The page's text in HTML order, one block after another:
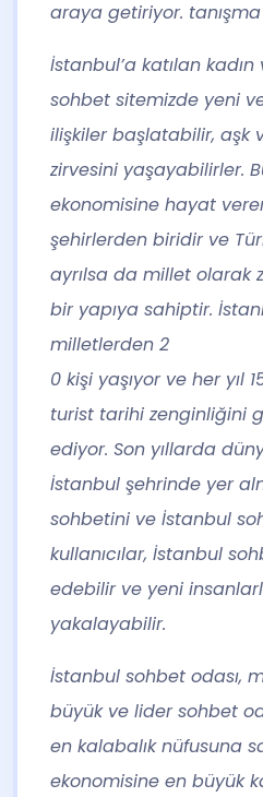
araya getiriyor. tanışma
İstanbul’a katılan kadın
sohbet sitemizde yeni
ilişkiler başlatabilir, aşk
zirvesini yaşayabilirler.
ekonomisine hayat
şehirlerden biridir ve
ayrılsa da millet olarak
bir yapıya sahiptir.
milletlerden 2
0 kişi yaşıyor ve her yıl
turist tarihi zenginliğini
ediyor. Son yıllarda
İstanbul şehrinde yer
sohbetini ve İstanbul
kullanıcılar, İstanbul
edebilir ve yeni
yakalayabilir.
İstanbul sohbet odası,
büyük ve lider sohbet
en kalabalık nüfusuna
ekonomisine en büyük